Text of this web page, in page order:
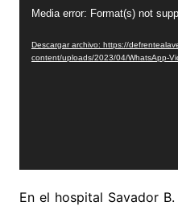
deMedia error: Format(s) not
Descargar archivo: https://
content/uploads/2023/04/WhatsApp-
En el hospital Savador